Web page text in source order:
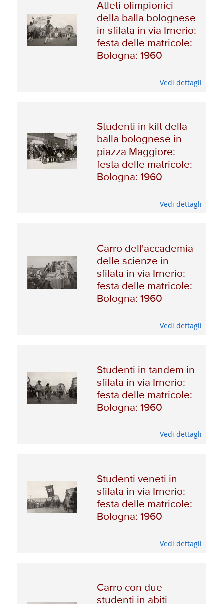
Atleti olimpionici
della balla bolognese
in sfilata in via Irnerio:
festa delle matricole:
Bologna: 1960
Vedi dettagli
Studenti in kilt della
balla bolognese in
piazza Maggiore:
festa delle matricole:
Bologna: 1960
Vedi dettagli
Carro dell'accademia
delle scienze in
sfilata in via Irnerio:
festa delle matricole:
Bologna: 1960
Vedi dettagli
Studenti in tandem in
sfilata in via Irnerio:
festa delle matricole:
Bologna: 1960
Vedi dettagli
Studenti veneti in
sfilata in via Irnerio:
festa delle matricole:
Bologna: 1960
Vedi dettagli
Carro con due
studenti in abiti